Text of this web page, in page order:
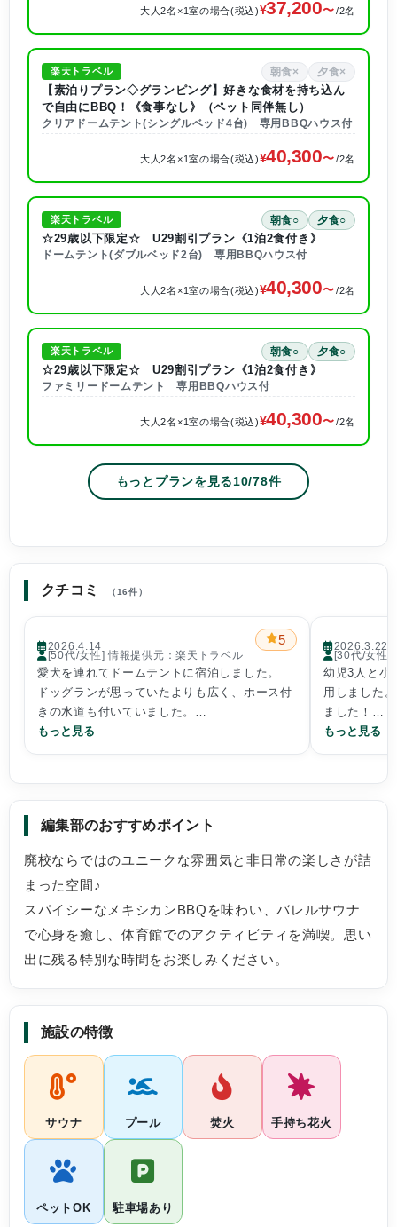
大人2名×1室の場合(税込) 37,200 /2名
楽天トラベル 朝食× 夕食×
【素泊りプラン◇グランピング】好きな食材を持ち込ん
で自由にBBQ！《食事なし》（ペット同伴無し）
クリアドームテント(シングルベッド4台) 専用BBQハウス付
大人2名×1室の場合(税込) 40,300 /2名
楽天トラベル 朝食○ 夕食○
☆29歳以下限定☆ U29割引プラン《1泊2食付き》
ドームテント(ダブルベッド2台) 専用BBQハウス付
大人2名×1室の場合(税込) 40,300 /2名
楽天トラベル 朝食○ 夕食○
☆29歳以下限定☆ U29割引プラン《1泊2食付き》
ファミリードームテント 専用BBQハウス付
大人2名×1室の場合(税込) 40,300 /2名
もっとプランを見る10/78件
クチコミ （16件）
2026.4.14 5
[50代/女性] 情報提供元：楽天トラベル
愛犬を連れてドームテントに宿泊しました。
ドッグランが思っていたよりも広く、ホース付
きの水道も付いていました。
テント内も清潔でした。
テントの透明部分がドッグランを挟んで皆さん
たのですが、実際は道とは反対のドッグランし
かない方向でしたので周りの目を気にすること
もなく過ごせました。カーテンも付いているの
で更に安心です。
BBQハウスには専用のサンダルがあり便利で
食材は自宅から持って行った物もあったのです
が、結果的に置いてあった食料だけで我が家の
大人４人には十分な量でした。
朝食の瓶の牛乳も美味しかったです。
ついつい食器を洗いたくなるのですが、夕食後
は洗わずにそのまま専用BOXに入れるだけで良
かったですし、朝食後もテーブルにそのまま置
いとけば良かったのでゆっくりと家族の時間を
過ごせました。
その他施設も清潔感があり、シャワールーム、
もっと見る
2026.3.22
[30代/女性]
幼児3人と小
用しました
ました！
3歳児と2歳
朝分も使っ
無かったの
あると感じ
い、パジャ
た。(うちで
と子供3人
もっと見る
編集部のおすすめポイント
廃校ならではのユニークな雰囲気と非日常の楽しさが詰
まった空間♪
スパイシーなメキシカンBBQを味わい、バレルサウナ
で心身を癒し、体育館でのアクティビティを満喫。思い
出に残る特別な時間をお楽しみください。
施設の特徴
サウナ プール 焚火 手持ち花火
ペットOK 駐車場あり